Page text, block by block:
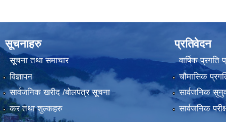
सूचनाहरु
सूचना तथा समाचार
विज्ञापन
सार्वजनिक खरीद /बोलपत्र सूचना
कर तथा शुल्कहरु
प्रतिवेदन
वार्षिक प्रगति
चौमासिक
सार्वजनिक
सार्वजनिक